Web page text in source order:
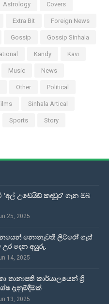
Astrology Covers
Extra Bit Foreign News
Gossip Gossip Sinhala
Kandy Kavi
Music News
Other Political
Sinhala Artical
Sports Story
'අල් උඩෙයිඩ් කඳවුර' ගැන ඔබ
25, 2025
නොනැවතී ලිට්රෝ ගෑස්
දෙන අයුරු.
14, 2025
තානාපති කාර්යාලයෙන් ශ්‍රී
දැනුම්දීමක්
13, 2025